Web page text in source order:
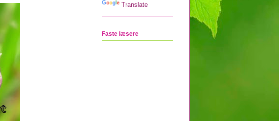
Translate
Faste læsere